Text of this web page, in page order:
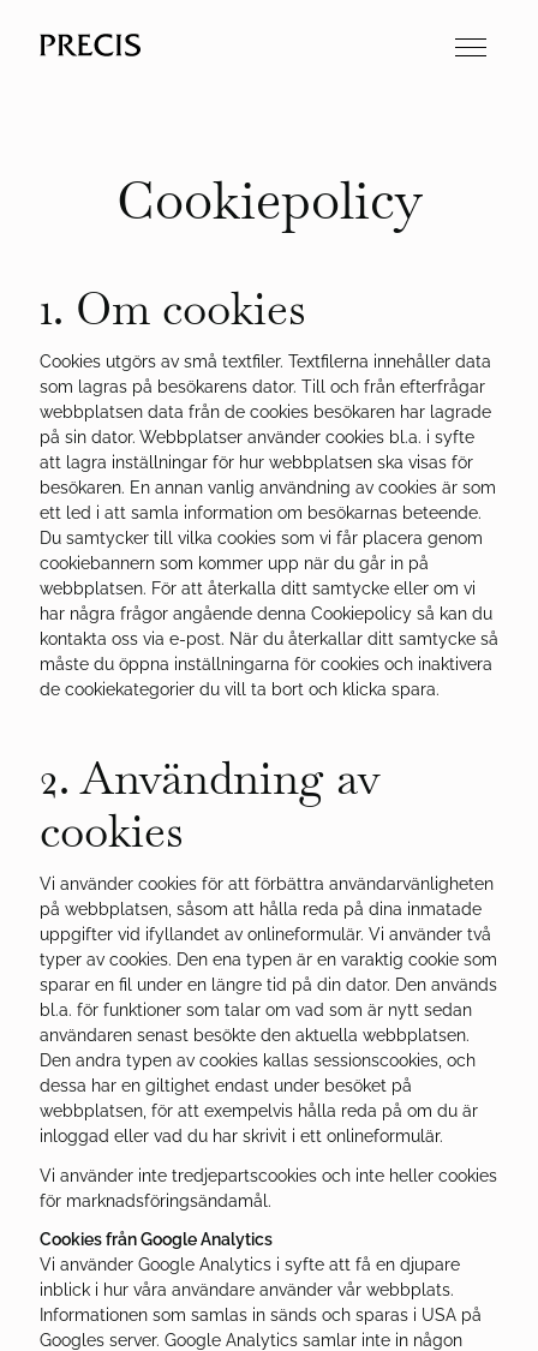
Cookiepolicy
1. Om cookies
Cookies utgörs av små textfiler. Textfilerna innehåller data
som lagras på besökarens dator. Till och från efterfrågar
webbplatsen data från de cookies besökaren har lagrade
på sin dator. Webbplatser använder cookies bl.a. i syfte
att lagra inställningar för hur webbplatsen ska visas för
besökaren. En annan vanlig användning av cookies är som
ett led i att samla information om besökarnas beteende.
Du samtycker till vilka cookies som vi får placera genom
cookiebannern som kommer upp när du går in på
webbplatsen. För att återkalla ditt samtycke eller om vi
har några frågor angående denna Cookiepolicy så kan du
kontakta oss via e-post. När du återkallar ditt samtycke så
måste du öppna inställningarna för cookies och inaktivera
de cookiekategorier du vill ta bort och klicka spara.
2. Användning av
cookies
Vi använder cookies för att förbättra användarvänligheten
på webbplatsen, såsom att hålla reda på dina inmatade
uppgifter vid ifyllandet av onlineformulär. Vi använder två
typer av cookies. Den ena typen är en varaktig cookie som
sparar en fil under en längre tid på din dator. Den används
bl.a. för funktioner som talar om vad som är nytt sedan
användaren senast besökte den aktuella webbplatsen.
Den andra typen av cookies kallas sessionscookies, och
dessa har en giltighet endast under besöket på
webbplatsen, för att exempelvis hålla reda på om du är
inloggad eller vad du har skrivit i ett onlineformulär.
Vi använder inte tredjepartscookies och inte heller cookies
för marknadsföringsändamål.
Cookies från Google Analytics
Vi använder Google Analytics i syfte att få en djupare
inblick i hur våra användare använder vår webbplats.
Informationen som samlas in sänds och sparas i USA på
Googles server. Google Analytics samlar inte in någon